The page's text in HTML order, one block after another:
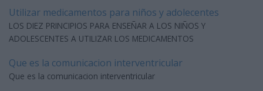
Utilizar medicamentos para niños y adolecentes
LOS DIEZ PRINCIPIOS PARA ENSEÑAR A LOS NIÑOS Y
ADOLESCENTES A UTILIZAR LOS MEDICAMENTOS
Que es la comunicacion interventricular
Que es la comunicacion interventricular